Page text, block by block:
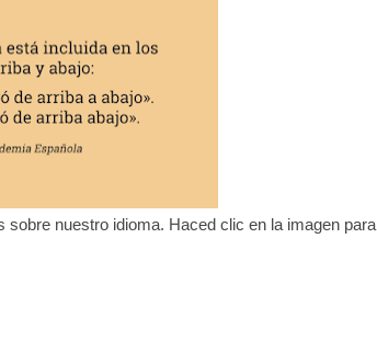
nuestro idioma. Haced clic en la imagen para